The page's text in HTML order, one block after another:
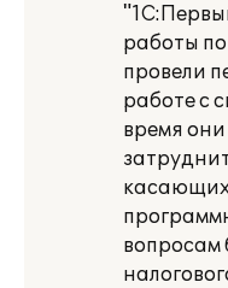
работы
провели
работе с
время
вопросам